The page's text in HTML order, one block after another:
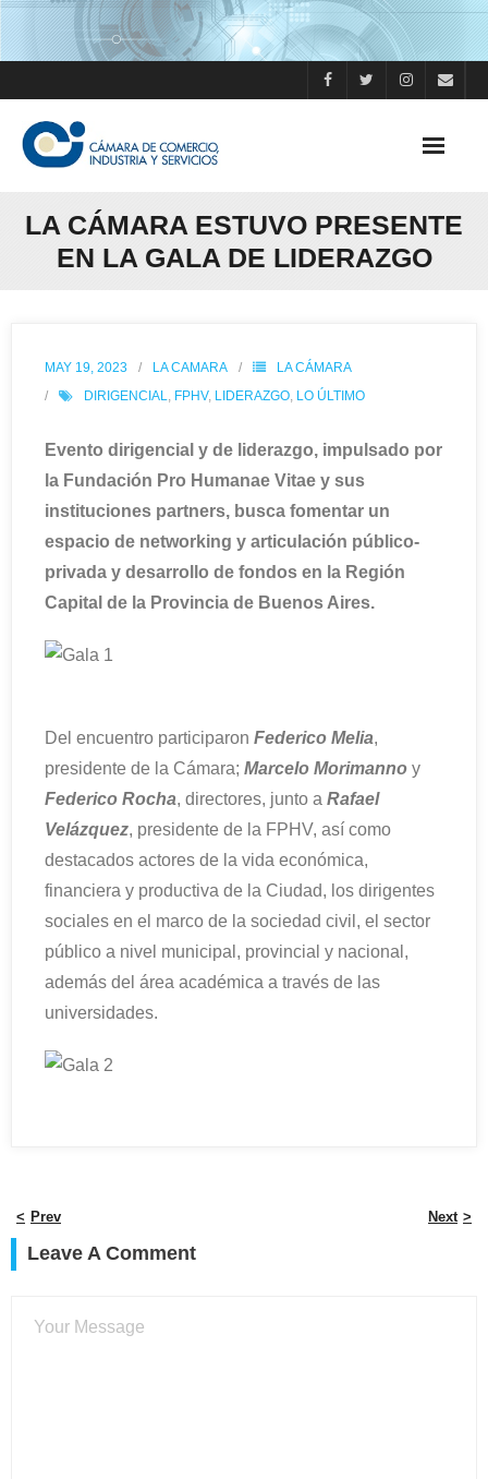
Skip
LA CÁMARA ESTUVO PRESENTE
EN LA GALA DE LIDERAZGO
MAY 19, 2023 LA CAMARA
LA CÁMARA
DIRIGENCIAL, FPHV, LIDERAZGO, LO ÚLTIMO
Evento dirigencial y de liderazgo, impulsado por
la Fundación Pro Humanae Vitae y sus
instituciones partners, busca fomentar un
espacio de networking y articulación público-
privada y desarrollo de fondos en la Región
Capital de la Provincia de Buenos Aires.
Del encuentro participaron Federico Melia,
presidente de la Cámara; Marcelo Morimanno y
Federico Rocha, directores, junto a Rafael
Velázquez, presidente de la FPHV, así como
destacados actores de la vida económica,
financiera y productiva de la Ciudad, los dirigentes
sociales en el marco de la sociedad civil, el sector
público a nivel municipal, provincial y nacional,
además del área académica a través de las
universidades.
Prev Next
Leave A Comment